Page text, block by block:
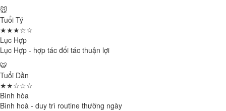
🐭
Tuổi Tý
★★★☆☆
Lục Hợp
Lục Hợp - hợp tác đối tác thuận lợi
🐯
Tuổi Dần
★★☆☆☆
Bình hòa
Bình hoà - duy trì routine thường ngày